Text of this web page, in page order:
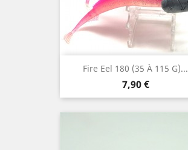
Fire Eel 180 (35 À 115 G)...
Prix
7,90 €